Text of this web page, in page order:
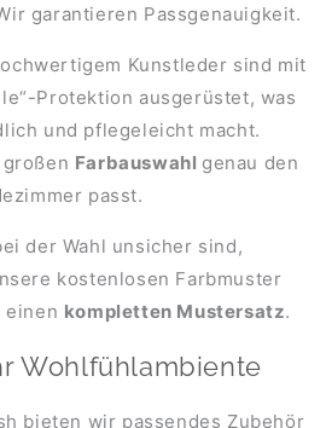
garantieren Passgenauigkeit.
Kunstleder sind mit
Protektion ausgerüstet, was
und pflegeleicht macht.
Farbauswahl genau den
passt.
der Wahl unsicher sind,
kostenlosen Farbmuster
einen kompletten Mustersatz.
Wohlfühlambiente
bieten wir passendes Zubehör